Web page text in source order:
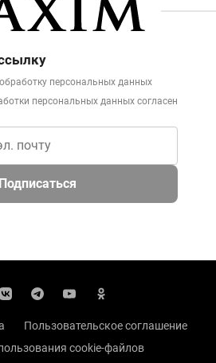
персональных данных
персональных данных согласен
Подписаться
Пользовательское соглашение
cookie-файлов